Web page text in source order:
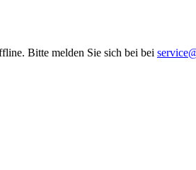
Bitte melden Sie sich bei bei